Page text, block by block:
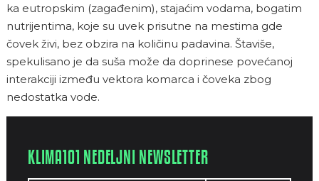
ka eutropskim (zagađenim), stajaćim vodama, bogatim
nutrijentima, koje su uvek prisutne na mestima gde
čovek živi, bez obzira na količinu padavina. Štaviše,
spekulisano je da suša može da doprinese povećanoj
interakciji između vektora komarca i čoveka zbog
nedostatka vode.
KLIMA101 NEDELJNI NEWSLETTER